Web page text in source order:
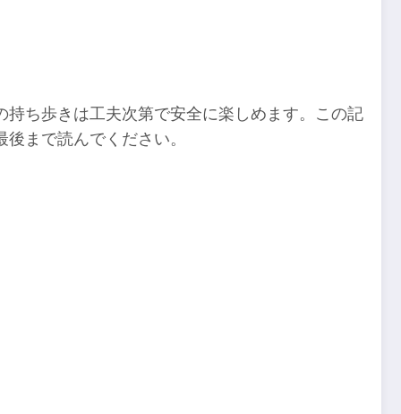
ち歩きは工夫次第で安全に楽しめます。この記
まで読んでください。